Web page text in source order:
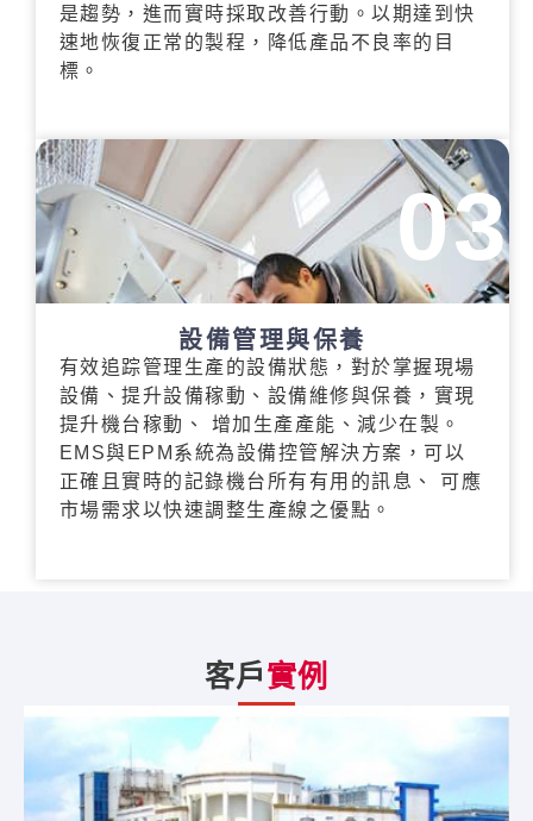
是趨勢，進而實時採取改善行動。以期達到快
速地恢復正常的製程，降低產品不良率的目
標。
03
設備管理與保養
有效追踪管理生產的設備狀態，對於掌握現場
設備、提升設備稼動、設備維修與保養，實現
提升機台稼動、 增加生產產能、減少在製。
EMS與EPM系統為設備控管解決方案，可以
正確且實時的記錄機台所有有用的訊息、 可應
市場需求以快速調整生產線之優點。
客戶實例